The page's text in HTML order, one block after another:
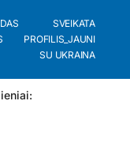
SVEIKATA
PROFILIS_JAUNI
SU UKRAINA